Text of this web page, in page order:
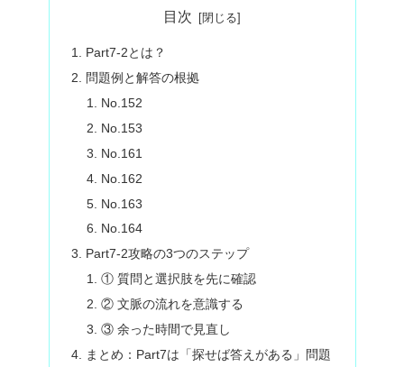
目次
Part7-2とは？
問題例と解答の根拠
No.152
No.153
No.161
No.162
No.163
No.164
Part7-2攻略の3つのステップ
① 質問と選択肢を先に確認
② 文脈の流れを意識する
③ 余った時間で見直し
まとめ：Part7は「探せば答えがある」問題